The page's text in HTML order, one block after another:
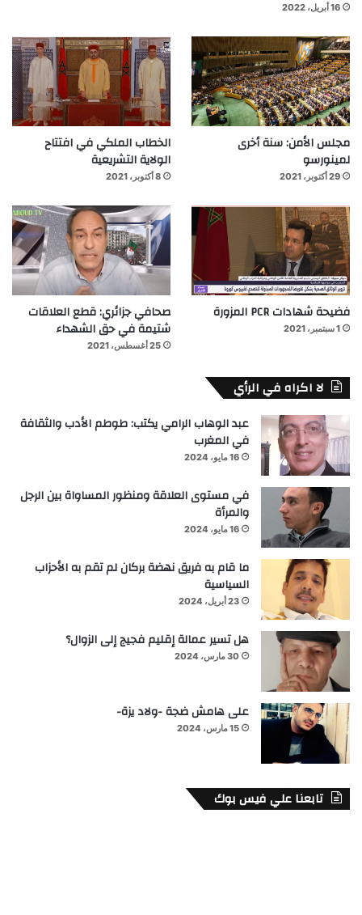
16 أبريل، 2022
مجلس الأمن: سنة أخرى
لمينورسو
29 أكتوبر، 2021
الخطاب الملكي في افتتاح
الولاية التشريعية
8 أكتوبر، 2021
فضيحة شهادات PCR المزورة
1 سبتمبر، 2021
صحافي جزائري: قطع العلاقات
شتيمة في حق الشهداء
25 أغسطس، 2021
لا اكراه في الرأي
عبد الوهاب الرامي يكتب: طوطم الأدب والثقافة
في المغرب
16 مايو، 2024
في مستوى العلاقة ومنظور المساواة بين الرجل
والمرأة
16 مايو، 2024
ما قام به فريق نهضة بركان لم تقم به الأحزاب
السياسية
23 أبريل، 2024
هل تسير عمالة إقليم فجيج إلى الزوال؟
30 مارس، 2024
على هامش ضجة -ولاد يزة-
15 مارس، 2024
تابعنا علي فيس بوك